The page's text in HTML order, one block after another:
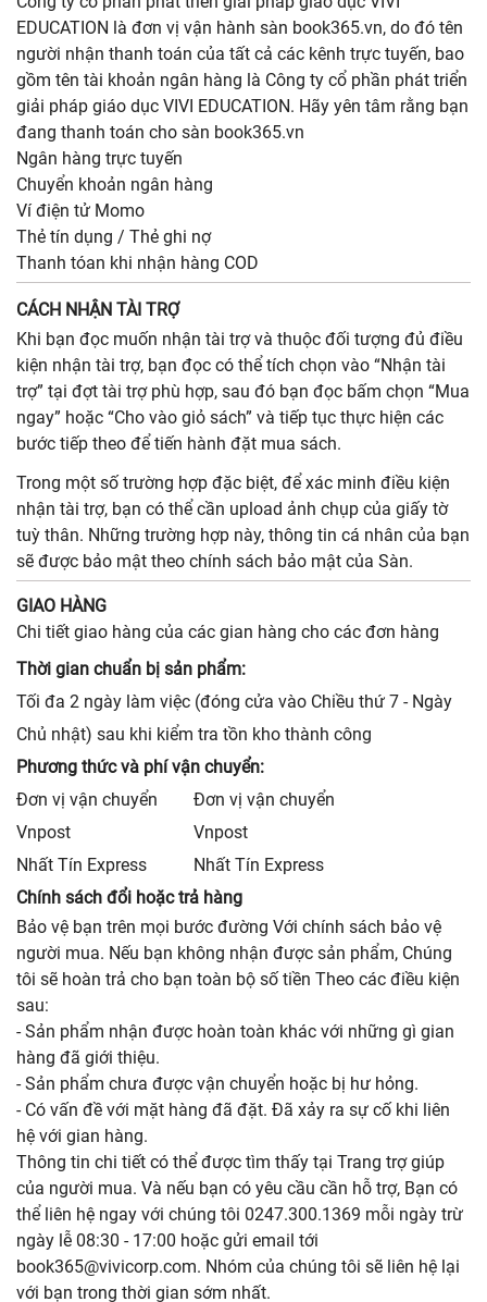
EDUCATION là đơn vị vận hành sàn book365.vn, do đó tên
người nhận thanh toán của tất cả các kênh trực tuyến, bao
gồm tên tài khoản ngân hàng là Công ty cổ phần phát triển
giải pháp giáo dục VIVI EDUCATION. Hãy yên tâm rằng bạn
đang thanh toán cho sàn book365.vn
Ngân hàng trực tuyến
Chuyển khoản ngân hàng
Ví điện tử Momo
Thẻ tín dụng / Thẻ ghi nợ
Thanh tóan khi nhận hàng COD
CÁCH NHẬN TÀI TRỢ
Khi bạn đọc muốn nhận tài trợ và thuộc đối tượng đủ điều
kiện nhận tài trợ, bạn đọc có thể tích chọn vào “Nhận tài
trợ” tại đợt tài trợ phù hợp, sau đó bạn đọc bấm chọn “Mua
ngay” hoặc “Cho vào giỏ sách” và tiếp tục thực hiện các
bước tiếp theo để tiến hành đặt mua sách.
Trong một số trường hợp đặc biệt, để xác minh điều kiện
nhận tài trợ, bạn có thể cần upload ảnh chụp của giấy tờ
tuỳ thân. Những trường hợp này, thông tin cá nhân của bạn
sẽ được bảo mật theo chính sách bảo mật của Sàn.
GIAO HÀNG
Chi tiết giao hàng của các gian hàng cho các đơn hàng
Thời gian chuẩn bị sản phẩm:
Tối đa 2 ngày làm việc (đóng cửa vào Chiều thứ 7 - Ngày
Chủ nhật) sau khi kiểm tra tồn kho thành công
Phương thức và phí vận chuyển:
Đơn vị vận chuyển
Vnpost
Nhất Tín Express
Đơn vị vận chuyển
Vnpost
Nhất Tín Express
Chính sách đổi hoặc trả hàng
Bảo vệ bạn trên mọi bước đường Với chính sách bảo vệ
người mua. Nếu bạn không nhận được sản phẩm, Chúng
tôi sẽ hoàn trả cho bạn toàn bộ số tiền Theo các điều kiện
sau:
- Sản phẩm nhận được hoàn toàn khác với những gì gian
hàng đã giới thiệu.
- Sản phẩm chưa được vận chuyển hoặc bị hư hỏng.
- Có vấn đề với mặt hàng đã đặt. Đã xảy ra sự cố khi liên
hệ với gian hàng.
Thông tin chi tiết có thể được tìm thấy tại Trang trợ giúp
của người mua. Và nếu bạn có yêu cầu cần hỗ trợ, Bạn có
thể liên hệ ngay với chúng tôi 0247.300.1369 mỗi ngày trừ
ngày lễ 08:30 - 17:00 hoặc gửi email tới
book365@vivicorp.com. Nhóm của chúng tôi sẽ liên hệ lại
với bạn trong thời gian sớm nhất.